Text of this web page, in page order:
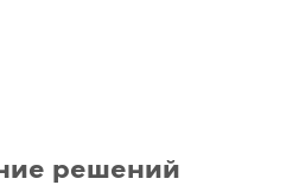
решений